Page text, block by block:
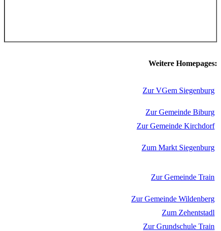
Weitere Homepages:
Zur VGem Siegenburg
Zur Gemeinde Biburg
Zur Gemeinde Kirchdorf
Zum Markt Siegenburg
Zur Gemeinde Train
Zur Gemeinde Wildenberg
Zum Zehentstadl
Zur Grundschule Train